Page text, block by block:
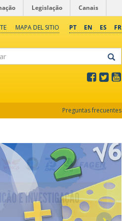
Legislação Canais
PT EN ES FR
MAPA DEL SITIO
Preguntas frecuentes